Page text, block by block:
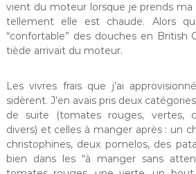
vient du moteur lorsque je prends ma
tellement elle est chaude. Alors
“confortable” des douches en British
tiède arrivait du moteur.
Les vivres frais que j’ai
sidèrent. J’en avais pris deux
de suite (tomates rouges, vertes,
divers) et celles à manger après : un
christophines, deux pomelos, des
bien dans les “à manger sans